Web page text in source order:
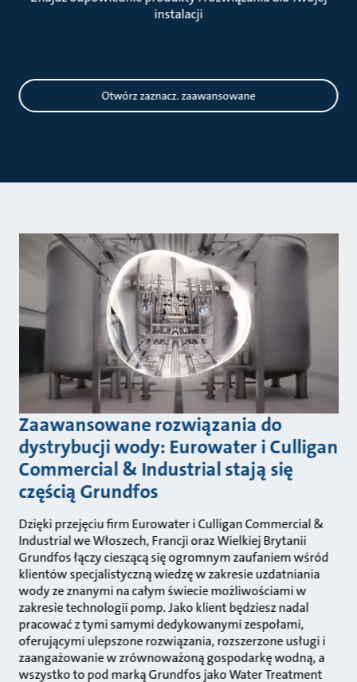
instalacji
Otwórz zaznacz. zaawansowane
Zaawansowane rozwiązania do
dystrybucji wody: Eurowater i Culligan
Commercial & Industrial stają się
częścią Grundfos
Dzięki przejęciu firm Eurowater i Culligan Commercial &
Industrial we Włoszech, Francji oraz Wielkiej Brytanii
Grundfos łączy cieszącą się ogromnym zaufaniem wśród
klientów specjalistyczną wiedzę w zakresie uzdatniania
wody ze znanymi na całym świecie możliwościami w
zakresie technologii pomp. Jako klient będziesz nadal
pracować z tymi samymi dedykowanymi zespołami,
oferującymi ulepszone rozwiązania, rozszerzone usługi i
zaangażowanie w zrównoważoną gospodarkę wodną, a
wszystko to pod marką Grundfos jako Water Treatment